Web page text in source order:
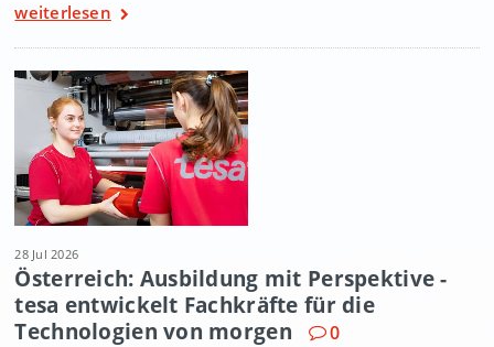
weiterlesen
28 Jul 2026
Österreich: Ausbildung mit Perspektive -
tesa entwickelt Fachkräfte für die
Technologien von morgen
0